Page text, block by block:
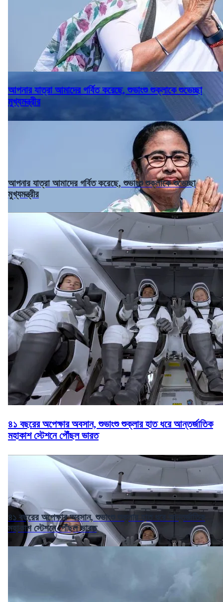
আপনার যাত্রা আমাদের গর্বিত করেছে, শুভাংশু শুক্লাকে শুভেচ্ছা
মুখ্যমন্ত্রীর
আপনার যাত্রা আমাদের গর্বিত করেছে, শুভাংশু শুক্লাকে শুভেচ্ছা
মুখ্যমন্ত্রীর
৪১ বছরের অপেক্ষার অবসান, শুভাংশু শুক্লার হাত ধরে আন্তর্জাতিক
মহাকাশ স্টেশনে পৌঁছল ভারত
৪১ বছরের অপেক্ষার অবসান, শুভাংশু শুক্লার হাত ধরে আন্তর্জাতিক
মহাকাশ স্টেশনে পৌঁছল ভারত